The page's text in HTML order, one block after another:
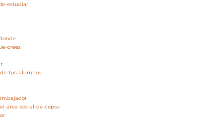
estudiar
crees
tus-alumnos
área-social-de-cepsa